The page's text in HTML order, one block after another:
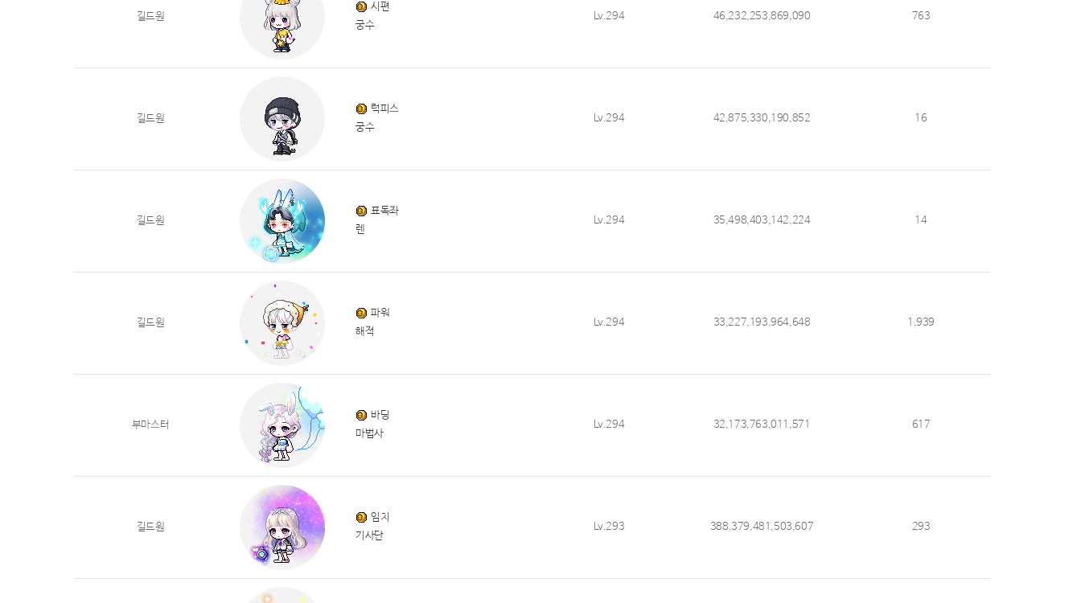
길드원
시편
궁수
Lv.294 46,232,253,869,090 763
길드원
럭피스
궁수
Lv.294 42,875,330,190,852 16
길드원
표독좌
렌
Lv.294 35,498,403,142,224 14
길드원
파워
해적
Lv.294 33,227,193,964,648 1,939
부마스터
바딩
마법사
Lv.294 32,173,763,011,571 617
길드원
임치
기사단
Lv.293 388,379,481,503,607 293